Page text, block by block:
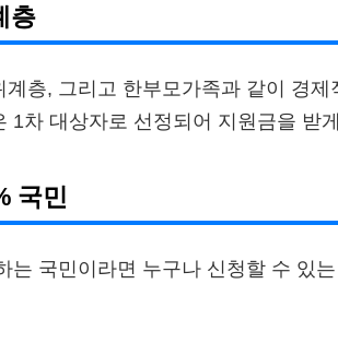
층
층, 그리고 한부모가족과 같이 경제
1차 대상자로 선정되어 지원금을 받
국민
는 국민이라면 누구나 신청할 수 있